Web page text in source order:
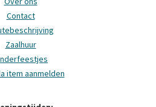
Contact
Zaalhuur
item aanmelden